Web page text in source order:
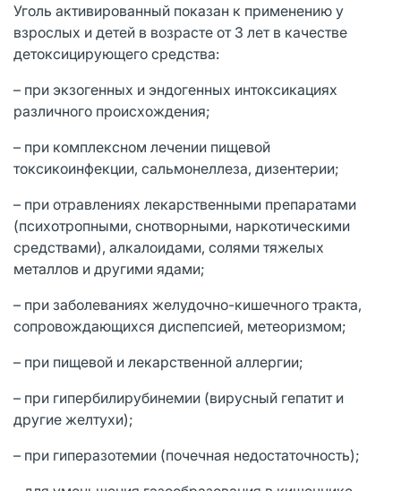
Уголь активированный показан к применению у
взрослых и детей в возрасте от 3 лет в качестве
детоксицирующего средства:
– при экзогенных и эндогенных интоксикациях
различного происхождения;
– при комплексном лечении пищевой
токсикоинфекции, сальмонеллеза, дизентерии;
– при отравлениях лекарственными препаратами
(психотропными, снотворными, наркотическими
средствами), алкалоидами, солями тяжелых
металлов и другими ядами;
– при заболеваниях желудочно-кишечного тракта,
сопровождающихся диспепсией, метеоризмом;
– при пищевой и лекарственной аллергии;
– при гипербилирубинемии (вирусный гепатит и
другие желтухи);
– при гиперазотемии (почечная недостаточность);